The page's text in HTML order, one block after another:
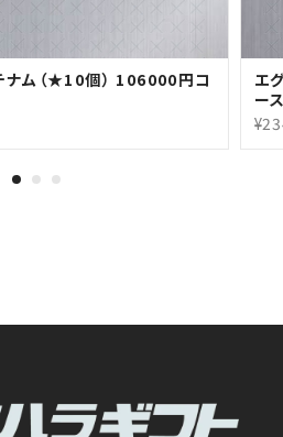
ナム（★10個） 106000円コ
エ
ー